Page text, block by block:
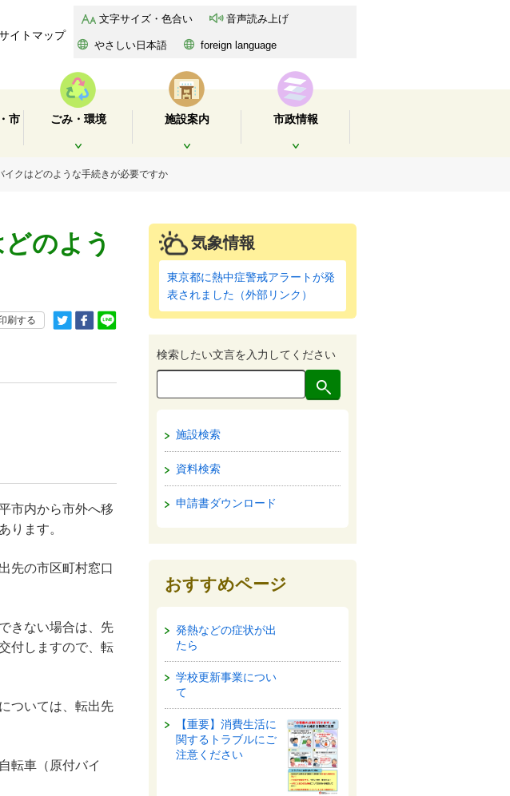
イトマップ
文字サイズ・色合い 音声読み上げ
やさしい日本語 foreign language
市
ごみ・環境
開く
施設案内 市政情報
イクはどのような手続きが必要ですか
のよう
刷する
市内から市外へ移
ります。
先の市区町村窓口
きない場合は、先
付しますので、転
ついては、転出先
転車（原付バイ
気象情報
東京都に熱中症警戒アラートが発
表されました（外部リンク）
検索したい文言を入力してください
施設検索
資料検索
申請書ダウンロード
おすすめページ
発熱などの症状が出
たら
学校更新事業につい
て
【重要】消費生活に
関するトラブルにご
注意ください